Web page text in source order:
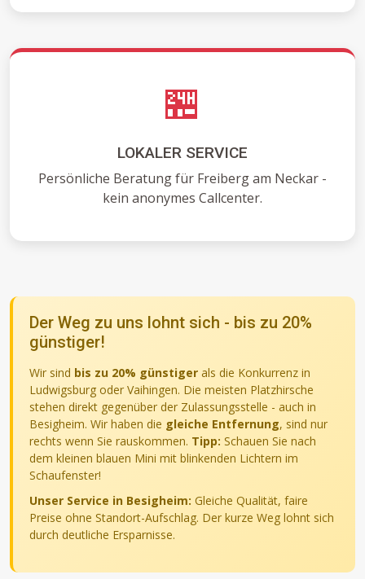
🏪
LOKALER SERVICE
Persönliche Beratung für Freiberg am Neckar -
kein anonymes Callcenter.
Der Weg zu uns lohnt sich - bis zu 20%
günstiger!
Wir sind bis zu 20% günstiger als die Konkurrenz in
Ludwigsburg oder Vaihingen. Die meisten Platzhirsche
stehen direkt gegenüber der Zulassungsstelle - auch in
Besigheim. Wir haben die gleiche Entfernung, sind nur
rechts wenn Sie rauskommen. Tipp: Schauen Sie nach
dem kleinen blauen Mini mit blinkenden Lichtern im
Schaufenster!
Unser Service in Besigheim: Gleiche Qualität, faire
Preise ohne Standort-Aufschlag. Der kurze Weg lohnt sich
durch deutliche Ersparnisse.